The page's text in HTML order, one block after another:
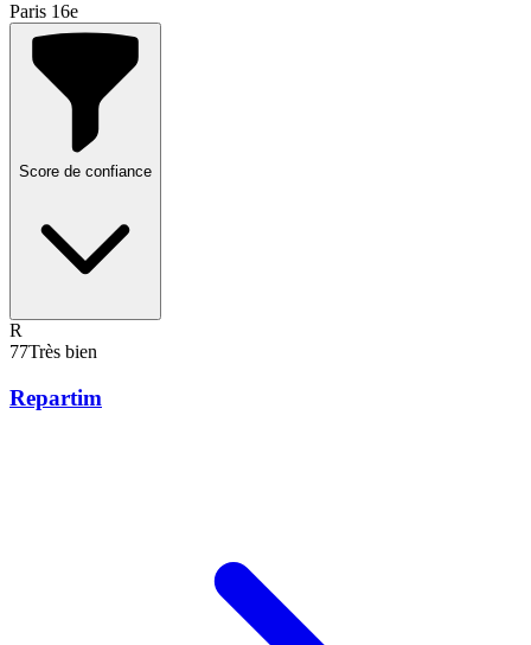
Paris 16e
Score de confiance
R
77Très bien
Repartim